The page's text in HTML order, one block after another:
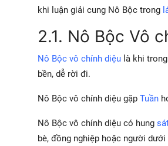
khi luận giải cung Nô Bộc trong
2.1. Nô Bộc Vô
Nô Bộc vô chính diệu là khi
bền, dễ rời đi.
Nô Bộc vô chính diệu gặp Tuần
Nô Bộc vô chính diệu có hung
bè, đồng nghiệp hoặc người